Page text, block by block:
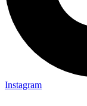
Instagram